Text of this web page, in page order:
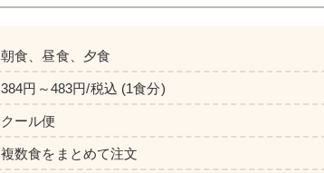
朝食、昼食、夕食
384円～483円/税込 (1食分)
クール便
複数食をまとめて注文